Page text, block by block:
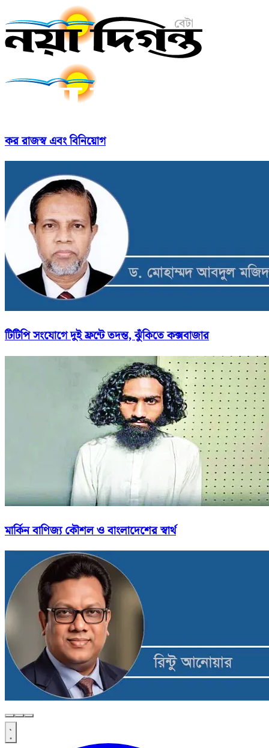
কর রাজস্ব এবং বিনিয়োগ
টিটিপি সংযোগে দুই ফ্রন্টে তদন্ত, ঝুঁকিতে কক্সবাজার
মার্কিন বাণিজ্য কৌশল ও বাংলাদেশের স্বার্থ